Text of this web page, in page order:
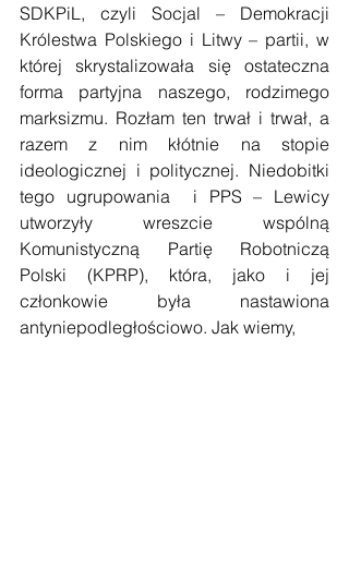
SDKPiL, czyli Socjal – Demokracji
Królestwa Polskiego i Litwy – partii, w
której skrystalizowała się ostateczna
forma partyjna naszego, rodzimego
marksizmu. Rozłam ten trwał i trwał, a
razem z nim kłótnie na stopie
ideologicznej i politycznej. Niedobitki
tego ugrupowania  i PPS – Lewicy
utworzyły wreszcie wspólną
Komunistyczną Partię Robotniczą
Polski (KPRP), która, jako i jej
członkowie była nastawiona
antyniepodległościowo. Jak wiemy,